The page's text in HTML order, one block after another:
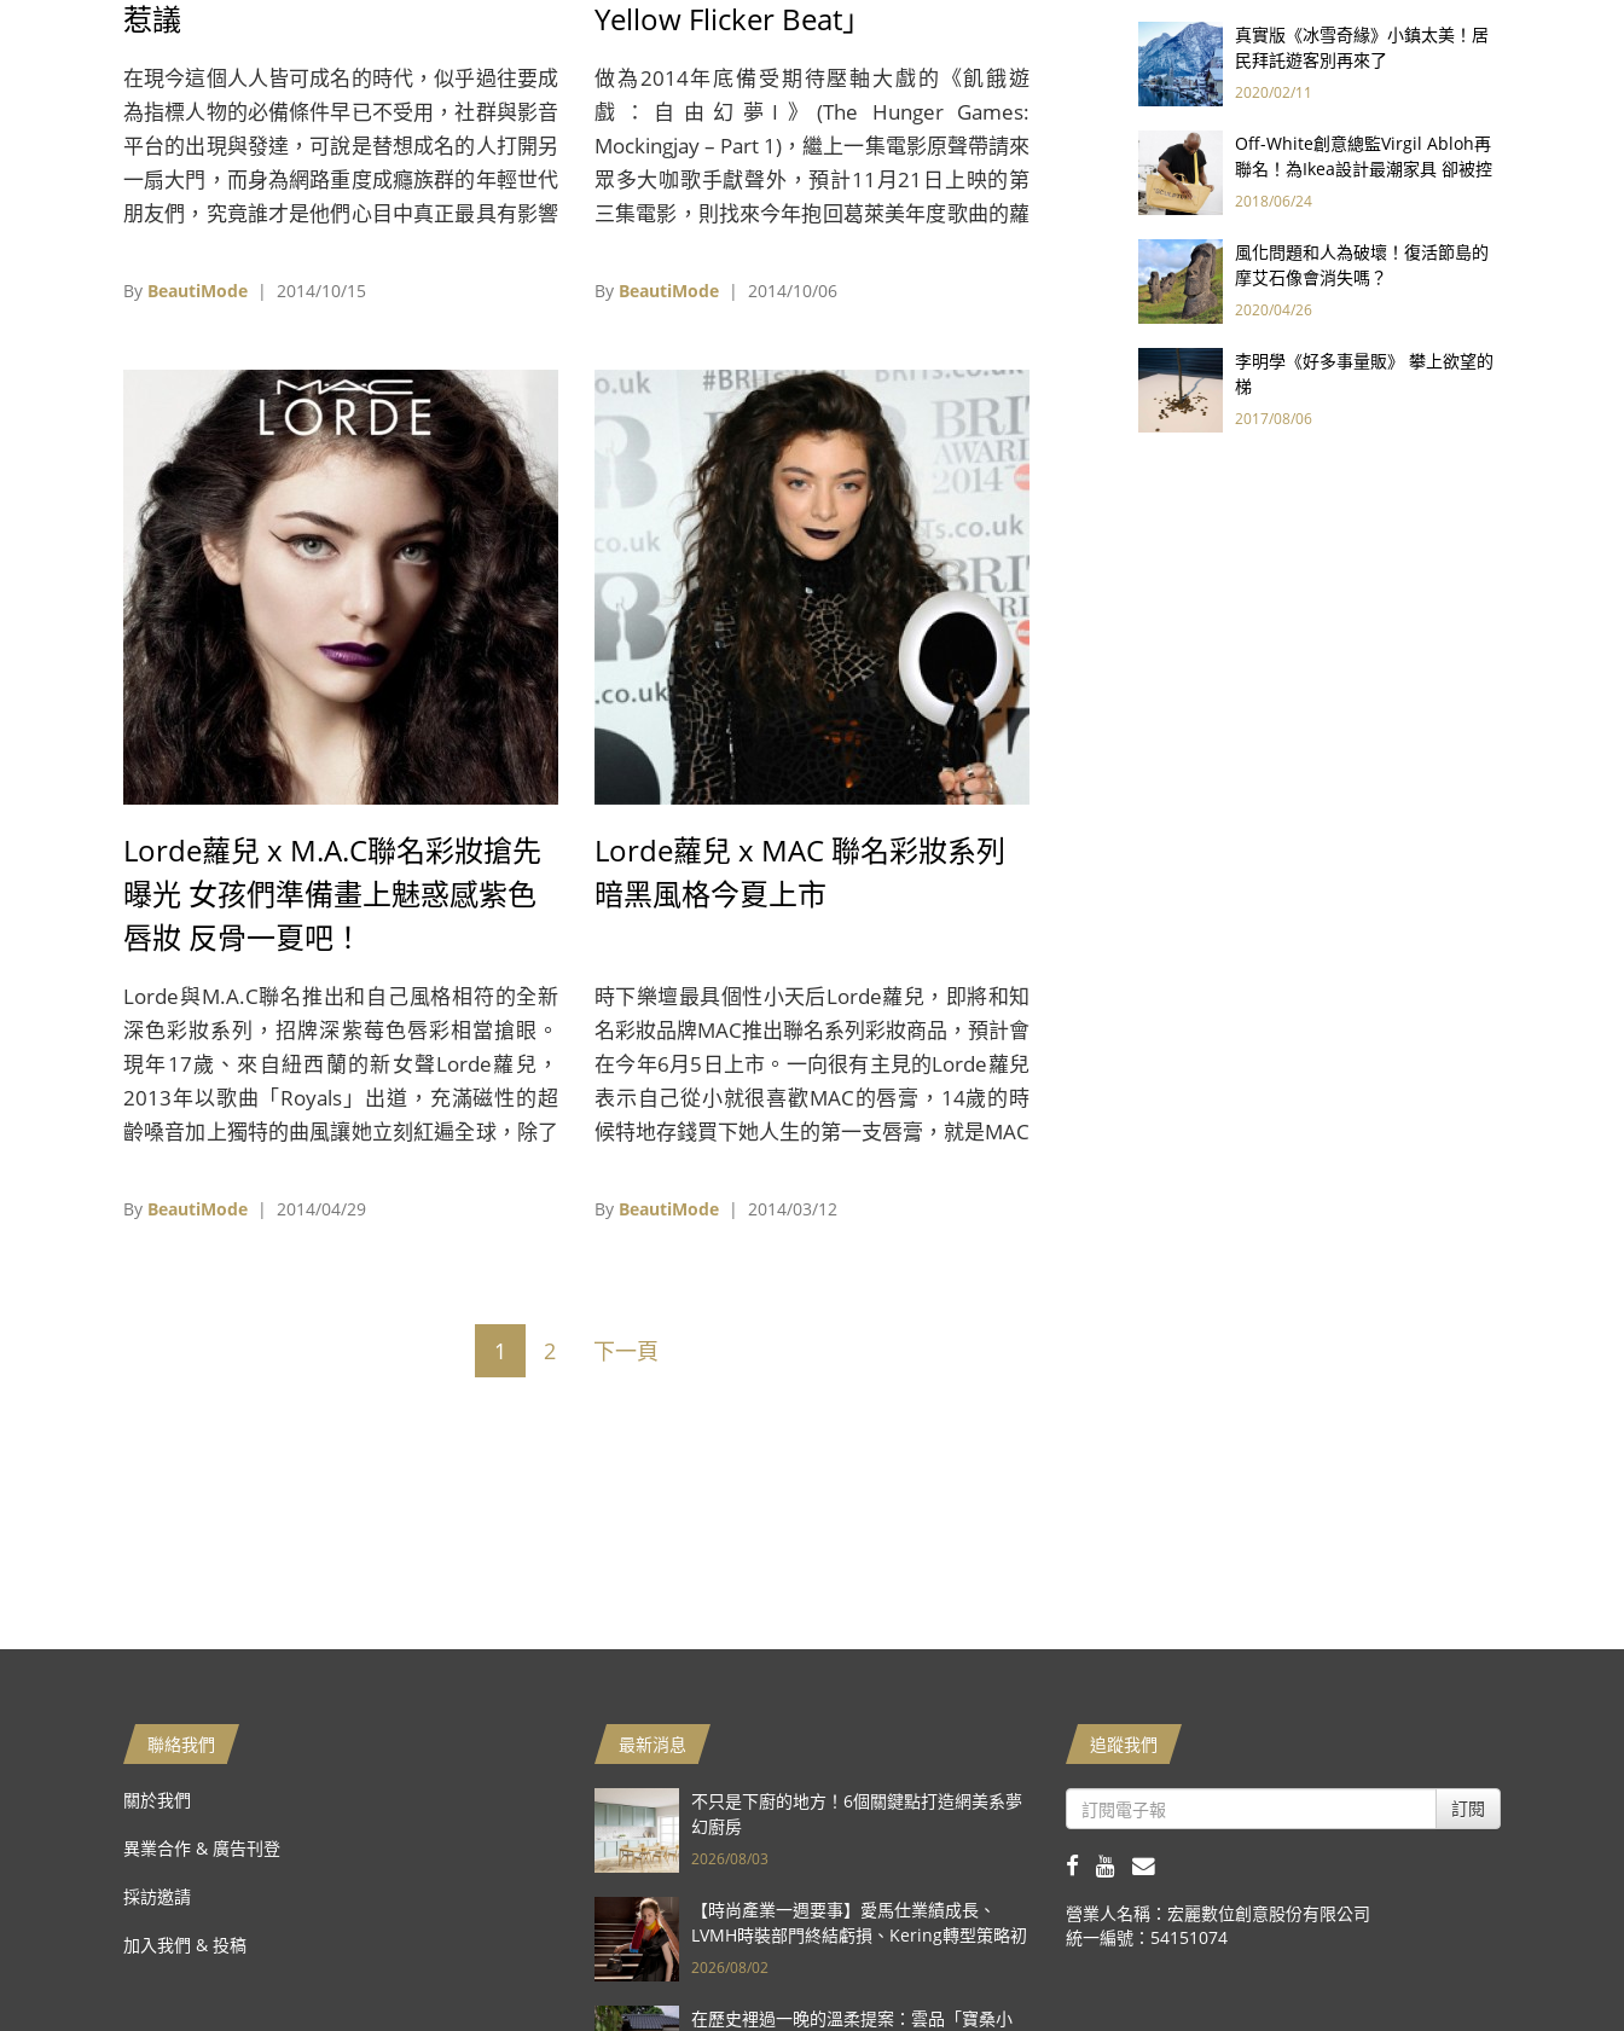
惹議
在現今這個人人皆可成名的時代，似乎過往要成
為指標人物的必備條件早已不受用，社群與影音
平台的出現與發達，可說是替想成名的人打開另
一扇大門，而身為網路重度成癮族群的年輕世代
朋友們，究竟誰才是他們心目中真正最具有影響
時代》雜誌剛公布的2014年最具影響力青少年
By BeautiMode | 2014/10/15
Yellow Flicker Beat」
做為2014年底備受期待壓軸大戲的《飢餓遊
戲：自由幻夢I》(The Hunger Games:
Mockingjay – Part 1)，繼上一集電影原聲帶請來
眾多大咖歌手獻聲外，預計11月21日上映的第
三集電影，則找來今年抱回葛萊美年度歌曲的蘿
Flicker Beat」，招牌的低沉魅惑嗓音加上宛如
By BeautiMode | 2014/10/06
Lorde蘿兒 x M.A.C聯名彩妝搶先
曝光 女孩們準備畫上魅惑感紫色
唇妝 反骨一夏吧！
Lorde與M.A.C聯名推出和自己風格相符的全新
深色彩妝系列，招牌深紫莓色唇彩相當搶眼。
現年17歲、來自紐西蘭的新女聲Lorde蘿兒，
2013年以歌曲「Royals」出道，充滿磁性的超
齡嗓音加上獨特的曲風讓她立刻紅遍全球，除了
論，像是她招牌的深唇色彩最為搶眼，而這樣個
叛風格相符的全新深色彩妝系列，包括深紫色的
By BeautiMode | 2014/04/29
Lorde蘿兒 x MAC 聯名彩妝系列
暗黑風格今夏上市
時下樂壇最具個性小天后Lorde蘿兒，即將和知
名彩妝品牌MAC推出聯名系列彩妝商品，預計會
在今年6月5日上市。一向很有主見的Lorde蘿兒
表示自己從小就很喜歡MAC的唇膏，14歲的時
候特地存錢買下她人生的第一支唇膏，就是MAC
忍不住在自己的推特上和粉絲分享。這次Lorde
格鮮明的彩妝系列，相信會掀起搶購風潮。 照
片與資料來源：nymag
By BeautiMode | 2014/03/12
1 2 下一頁
真實版《冰雪奇緣》小鎮太美！居
民拜託遊客別再來了
2020/02/11
Off-White創意總監Virgil Abloh再
聯名！為Ikea設計最潮家具 卻被控
抄襲？
2018/06/24
風化問題和人為破壞！復活節島的
摩艾石像會消失嗎？
2020/04/26
李明學《好多事量販》 攀上欲望的
梯
2017/08/06
聯絡我們
關於我們
異業合作 & 廣告刊登
採訪邀請
加入我們 & 投稿
最新消息
不只是下廚的地方！6個關鍵點打造網美系夢
幻廚房
2026/08/03
【時尚產業一週要事】愛馬仕業績成長、
LVMH時裝部門終結虧損、Kering轉型策略初
現成效、Prada集團財報亮眼
2026/08/02
在歷史裡過一晚的溫柔提案：雲品「寶桑小
追蹤我們
訂閱
營業人名稱：宏麗數位創意股份有限公司
統一編號：54151074